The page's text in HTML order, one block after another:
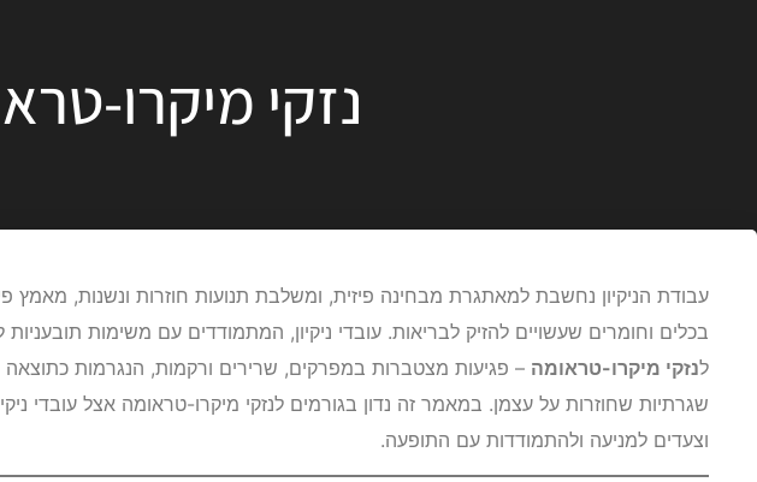
נזקי מיקרו-
עבודת הניקיון נחשבת למאתגרת מבחינה פיזית, ומשלבת תנועות חוזרות ונשנות, מאמץ
בכלים וחומרים שעשויים להזיק לבריאות. עובדי ניקיון, המתמודדים עם משימות תובעניות
לנזקי מיקרו-טראומה – פגיעות מצטברות במפרקים, שרירים ורקמות, הנגרמות כתוצאה
שגרתיות שחוזרות על עצמן. במאמר זה נדון בגורמים לנזקי מיקרו-טראומה אצל עובדי
וצעדים למניעה ולהתמודדות עם התופעה.